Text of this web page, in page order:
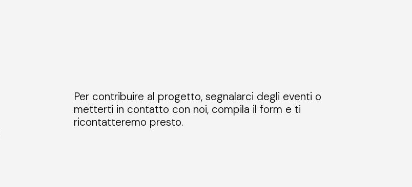
Per contribuire al progetto, segnalarci degli eventi o
metterti in contatto con noi, compila il form e ti
ricontatteremo presto.